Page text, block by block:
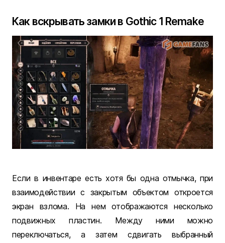
Как вскрывать замки в Gothic 1 Remake
Если в инвентаре есть хотя бы одна отмычка, при
взаимодействии с закрытым объектом откроется
экран взлома. На нем отображаются несколько
подвижных пластин. Между ними можно
переключаться, а затем сдвигать выбранный